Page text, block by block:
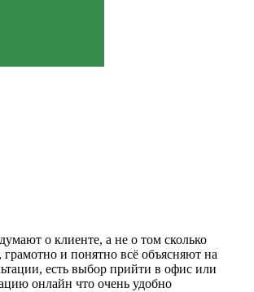
о клиенте, а не о том сколько
грамотно и понятно всё объясняют на
есть выбор прийти в офис или
онлайн что очень удобно